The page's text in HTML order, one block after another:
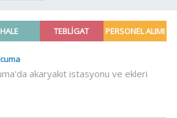
İlkay Çiçek görevden uzaklaştırıldı
23:34CHP İstanbul'da yeni